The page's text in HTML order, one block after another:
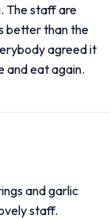
The staff are
better than the
agreed it
and eat again.
and garlic
staff.